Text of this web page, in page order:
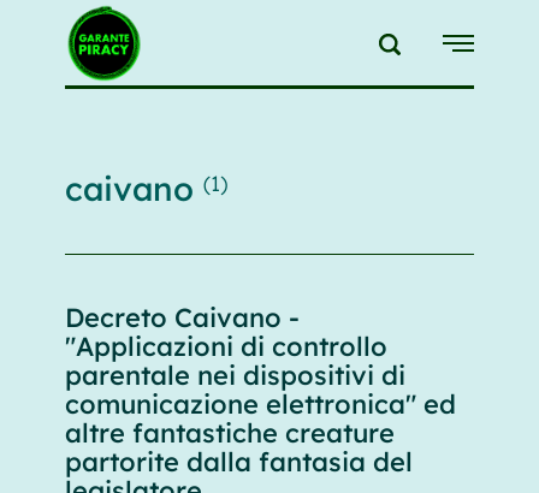
{{feedLink}}
caivano (1)
Decreto Caivano -
"Applicazioni di controllo
parentale nei dispositivi di
comunicazione elettronica" ed
altre fantastiche creature
partorite dalla fantasia del